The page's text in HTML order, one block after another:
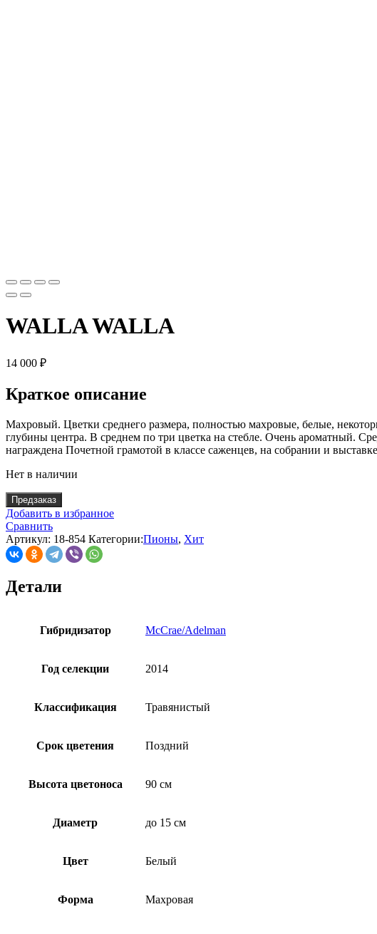
WALLA WALLA
14 000 ₽
Краткое описание
Махровый. Цветки среднего размера, полностью махровые, белые,
глубины центра. В среднем по три цветка на стебле. Очень ароматный.
награждена Почетной грамотой в классе саженцев, на собрании и
Нет в наличии
Предзаказ
Добавить в избранное
Сравнить
Артикул: 18-854 Категории:Пионы, Хит
Детали
Гибридизатор McCrae/Adelman
Год селекции 2014
Классификация Травянистый
Срок цветения Поздний
Высота цветоноса 90 см
Диаметр до 15 см
Цвет Белый
Форма Махровая